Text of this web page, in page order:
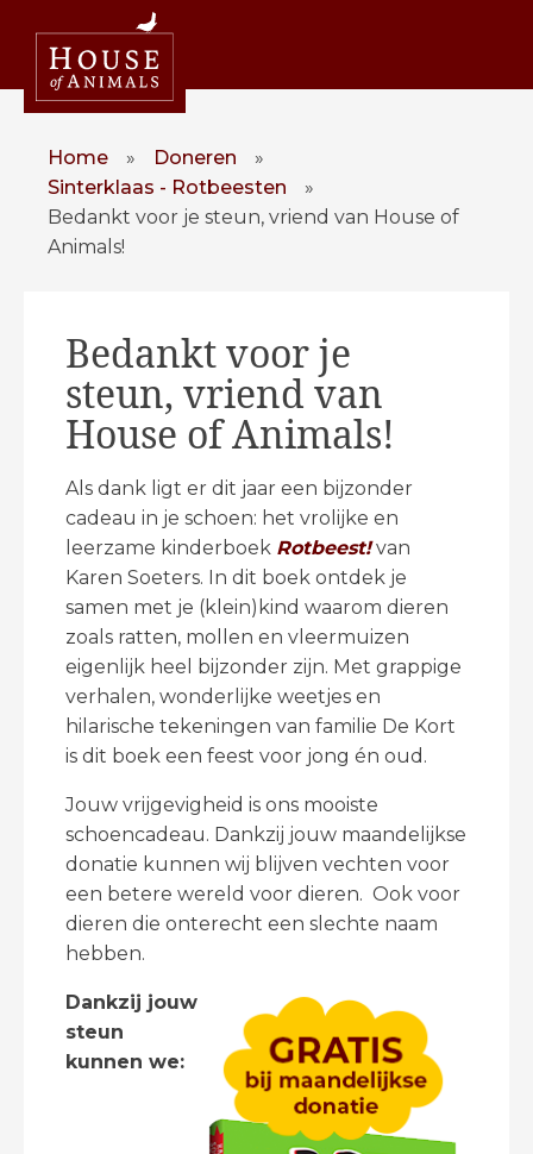
Home » Doneren
»
Sinterklaas - Rotbeesten
»
Bedankt voor je steun, vriend van House of
Animals!
Bedankt voor je
steun, vriend van
House of Animals!
Als dank ligt er dit jaar een bijzonder
cadeau in je schoen: het vrolijke en
leerzame kinderboek Rotbeest!van
Karen Soeters. In dit boek ontdek je
samen met je (klein)kind waarom dieren
zoals ratten, mollen en vleermuizen
eigenlijk heel bijzonder zijn. Met grappige
verhalen, wonderlijke weetjes en
hilarische tekeningen van familie De Kort
is dit boek een feest voor jong én oud.
Jouw vrijgevigheid is ons mooiste
schoencadeau. Dankzij jouw maandelijkse
donatie kunnen wij blijven vechten voor
een betere wereld voor dieren. Ook voor
dieren die onterecht een slechte naam
hebben.
Dankzij jouw
steun
kunnen we: